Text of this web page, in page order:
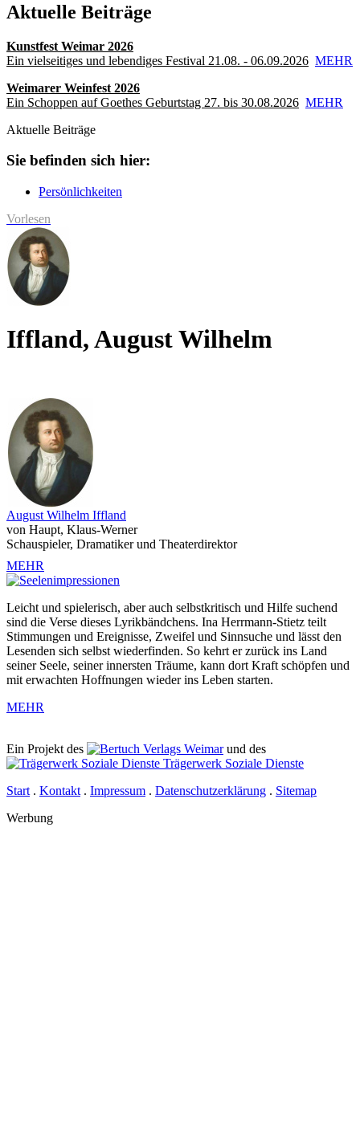
Aktuelle Beiträge
Kunstfest Weimar 2026
Ein vielseitiges und lebendiges Festival 21.08. - 06.09.2026 MEHR
Weimarer Weinfest 2026
Ein Schoppen auf Goethes Geburtstag 27. bis 30.08.2026 MEHR
Aktuelle Beiträge
Sie befinden sich hier:
Persönlichkeiten
Vorlesen
Iffland, August Wilhelm
August Wilhelm Iffland
von Haupt, Klaus-Werner
Schauspieler, Dramatiker und Theaterdirektor
MEHR
Leicht und spielerisch, aber auch selbstkritisch und Hilfe suchend
sind die Verse dieses Lyrikbändchens. Ina Herrmann-Stietz teilt
Stimmungen und Ereignisse, Zweifel und Sinnsuche und lässt den
Lesenden sich selbst wiederfinden. So kehrt er zurück ins Land
seiner Seele, seiner innersten Träume, kann dort Kraft schöpfen und
mit erwachten Hoffnungen wieder ins Leben starten.
MEHR
Ein Projekt des Verlags Weimarund des
Trägerwerk Soziale Dienste
Start . Kontakt . Impressum . Datenschutz­erklärung . Sitemap
Werbung